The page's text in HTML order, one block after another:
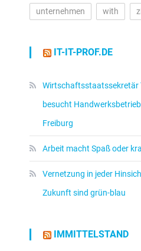
unternehmen with
IT-IT-PROF.DE
Wirtschaftsstaatssekretär
besucht
Freiburg
Arbeit macht Spaß oder
Vernetzung in jeder
Zukunft sind grün-blau
IMMITTELSTAND